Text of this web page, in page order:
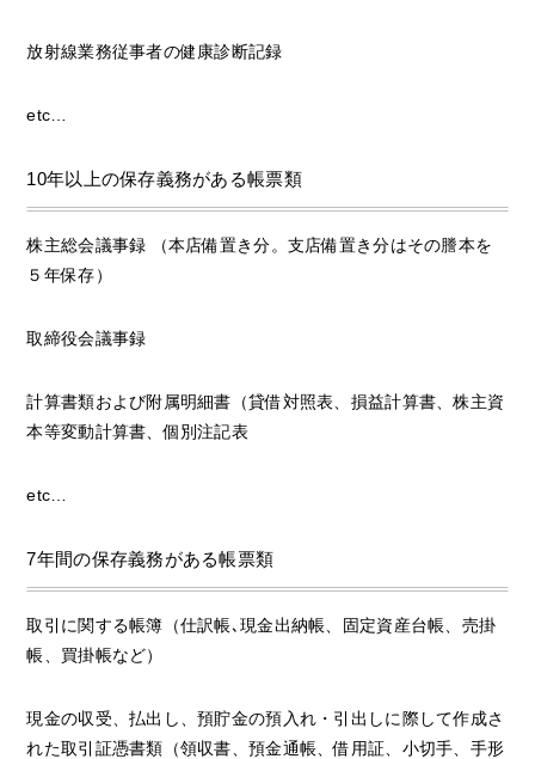
放射線業務従事者の健康診断記録
etc…
10年以上の保存義務がある帳票類
株主総会議事録 （本店備置き分。支店備置き分はその謄本を
５年保存）
取締役会議事録
計算書類および附属明細書（貸借対照表、損益計算書、株主資
本等変動計算書、個別注記表
etc…
7年間の保存義務がある帳票類
取引に関する帳簿（仕訳帳､現金出納帳、固定資産台帳、売掛
帳、買掛帳など）
現金の収受、払出し、預貯金の預入れ・引出しに際して作成さ
れた取引証憑書類（領収書、預金通帳、借用証、小切手、手形